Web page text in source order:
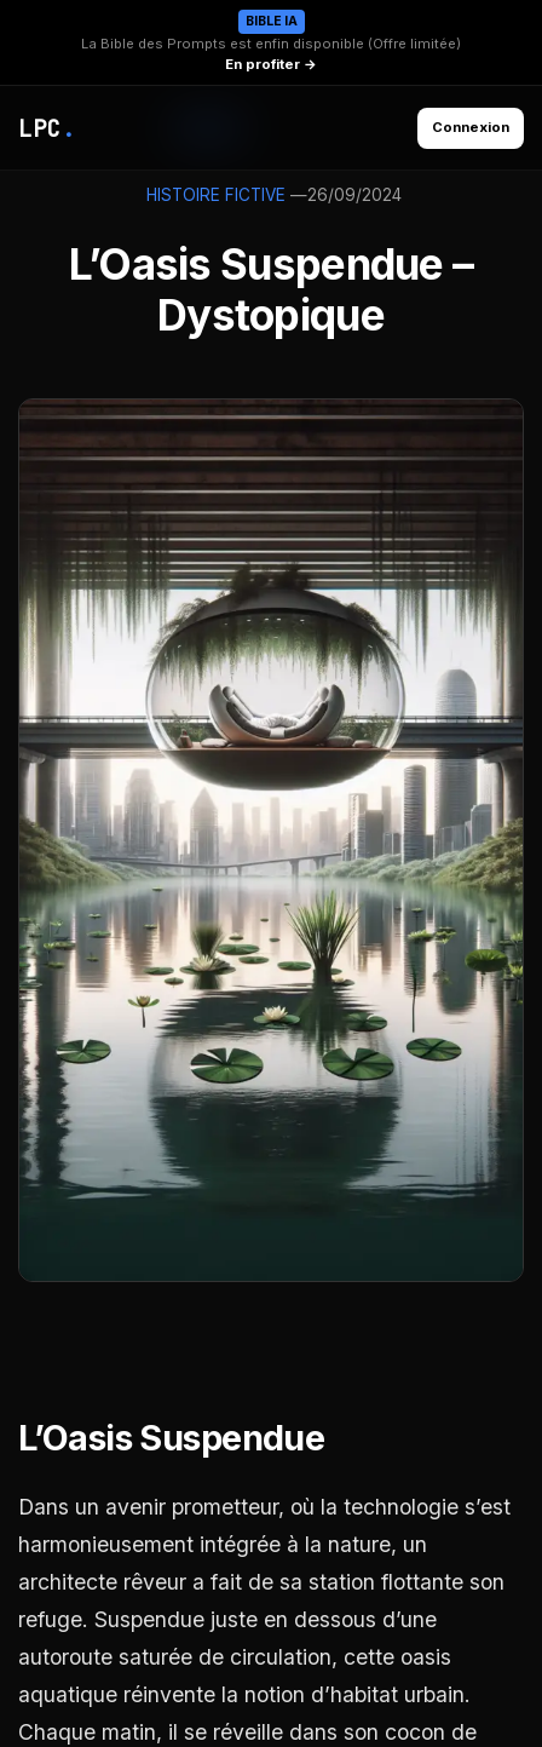
BIBLE IA
La Bible des Prompts est enfin disponible (Offre limitée)
En profiter →
LPC . Connexion
HISTOIRE FICTIVE —26/09/2024
L’Oasis Suspendue –
Dystopique
L’Oasis Suspendue
Dans un avenir prometteur, où la technologie s’est
harmonieusement intégrée à la nature, un
architecte rêveur a fait de sa station flottante son
refuge. Suspendue juste en dessous d’une
autoroute saturée de circulation, cette oasis
aquatique réinvente la notion d’habitat urbain.
Chaque matin, il se réveille dans son cocon de